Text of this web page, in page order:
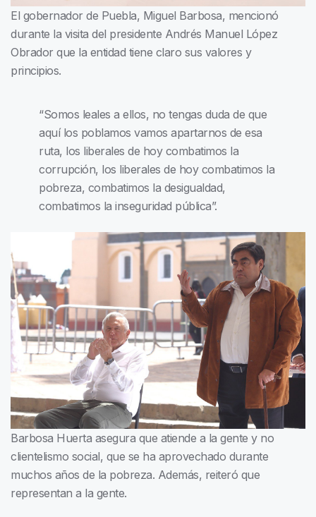
El gobernador de Puebla, Miguel Barbosa, mencionó
durante la visita del presidente Andrés Manuel López
Obrador que la entidad tiene claro sus valores y
principios.
“Somos leales a ellos, no tengas duda de que
aquí los poblamos vamos apartarnos de esa
ruta, los liberales de hoy combatimos la
corrupción, los liberales de hoy combatimos la
pobreza, combatimos la desigualdad,
combatimos la inseguridad pública”.
Barbosa Huerta asegura que atiende a la gente y no
clientelismo social, que se ha aprovechado durante
muchos años de la pobreza. Además, reiteró que
representan a la gente.